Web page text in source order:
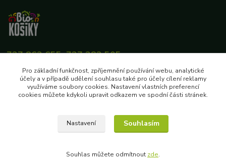
727 862 655, 737 283 505
eshop@biokosiky.cz
Copyright © 2020 EKOFARMA LUKAS, s.r.o.
Pro základní funkčnost, zpříjemnění používání webu, analytické
účely a v případě udělení souhlasu také pro účely cílení reklamy
využíváme soubory cookies. Nastavení vlastních preferencí
cookies můžete kdykoli upravit odkazem ve spodní části stránek.
Nastavení Souhlasím
Souhlas můžete odmítnout zde.